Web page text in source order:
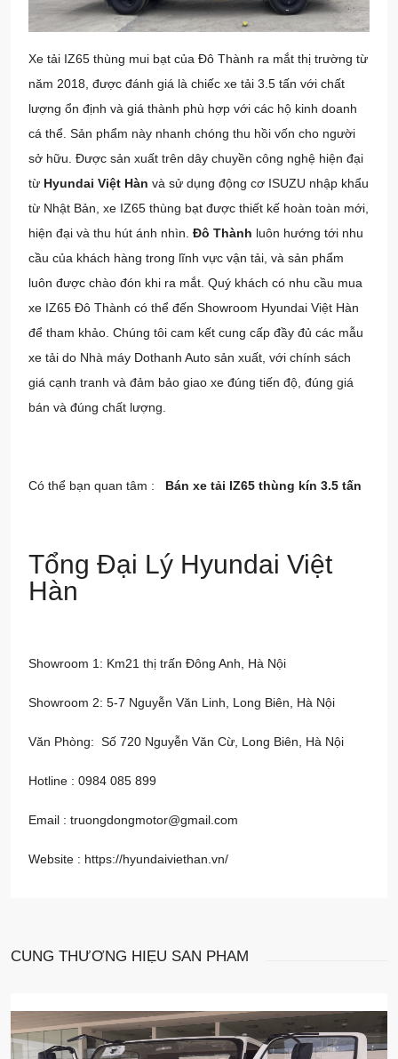
Xe tải IZ65 thùng mui bạt của Đô Thành ra mắt thị trường từ
năm 2018, được đánh giá là chiếc xe tải 3.5 tấn với chất
lượng ổn định và giá thành phù hợp với các hộ kinh doanh
cá thể. Sản phẩm này nhanh chóng thu hồi vốn cho người
sở hữu. Được sản xuất trên dây chuyền công nghệ hiện đại
từ Hyundai Việt Hàn và sử dụng động cơ ISUZU nhập khẩu
từ Nhật Bản, xe IZ65 thùng bạt được thiết kế hoàn toàn mới,
hiện đại và thu hút ánh nhìn. Đô Thành luôn hướng tới nhu
cầu của khách hàng trong lĩnh vực vận tải, và sản phẩm
luôn được chào đón khi ra mắt. Quý khách có nhu cầu mua
xe IZ65 Đô Thành có thể đến Showroom Hyundai Việt Hàn
để tham khảo. Chúng tôi cam kết cung cấp đầy đủ các mẫu
xe tải do Nhà máy Dothanh Auto sản xuất, với chính sách
giá cạnh tranh và đảm bảo giao xe đúng tiến độ, đúng giá
bán và đúng chất lượng.
Có thể bạn quan tâm : Bán xe tải IZ65 thùng kín 3.5 tấn
Tổng Đại Lý Hyundai Việt
Hàn
Showroom 1: Km21 thị trấn Đông Anh, Hà Nội
Showroom 2: 5-7 Nguyễn Văn Linh, Long Biên, Hà Nội
Văn Phòng: Số 720 Nguyễn Văn Cừ, Long Biên, Hà Nội
Hotline : 0984 085 899
Email : truongdongmotor@gmail.com
Website : https://hyundaiviethan.vn/
CÙNG THƯƠNG HIỆU SẢN PHẨM